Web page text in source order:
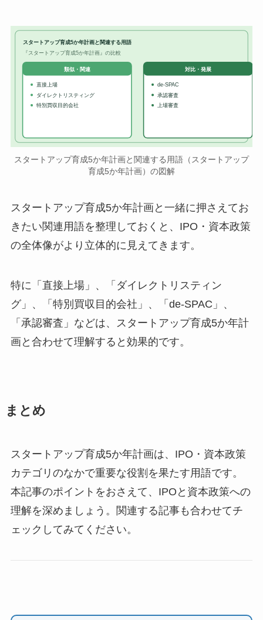
スタートアップ育成5か年計画と関連する用語
『スタートアップ育成5か年計画』の比較
類似・関連
直接上場
ダイレクトリスティング
特別買収目的会社
対比・発展
de-SPAC
承認審査
上場審査
スタートアップ育成5か年計画と関連する用語（スタートアップ
育成5か年計画）の図解
スタートアップ育成5か年計画と一緒に押さえてお
きたい関連用語を整理しておくと、IPO・資本政策
の全体像がより立体的に見えてきます。
特に「直接上場」、「ダイレクトリスティン
グ」、「特別買収目的会社」、「de-SPAC」、
「承認審査」などは、スタートアップ育成5か年計
画と合わせて理解すると効果的です。
まとめ
スタートアップ育成5か年計画は、IPO・資本政策
カテゴリのなかで重要な役割を果たす用語です。
本記事のポイントをおさえて、IPOと資本政策への
理解を深めましょう。関連する記事も合わせてチ
ェックしてみてください。